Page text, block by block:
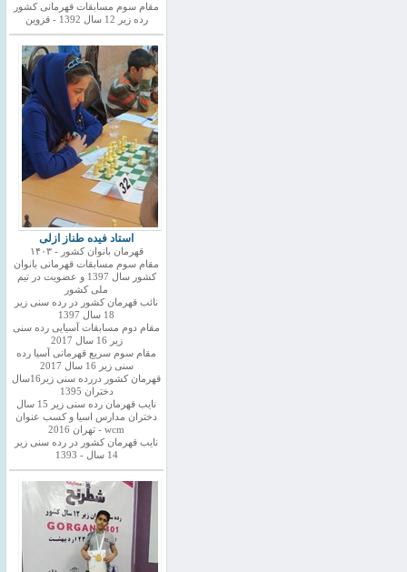
مقام سوم مسابقات قهرمانی کشور
رده زیر 12 سال 1392 - قزوین
استاد فیده طناز ازلی
قهرمان بانوان کشور - ۱۴۰۳
مقام سوم مسابقات قهرمانی بانوان
کشور سال 1397 و عضویت در تیم
ملی کشور
نائب قهرمان کشور در رده سنی زیر
18 سال 1397
مقام دوم مسابقات آسیایی رده سنی
زیر 16 سال 2017
مقام سوم سریع قهرمانی آسیا رده
سنی زیر 16 سال 2017
قهرمان کشور دررده سنی زیر16سال
دختران 1395
نایب قهرمان رده سنی زیر 15 سال
دختران مدارس اسیا و کسب عنوان
wcm - تهران 2016
نایب قهرمان کشور در رده سنی زیر
14 سال - 1393